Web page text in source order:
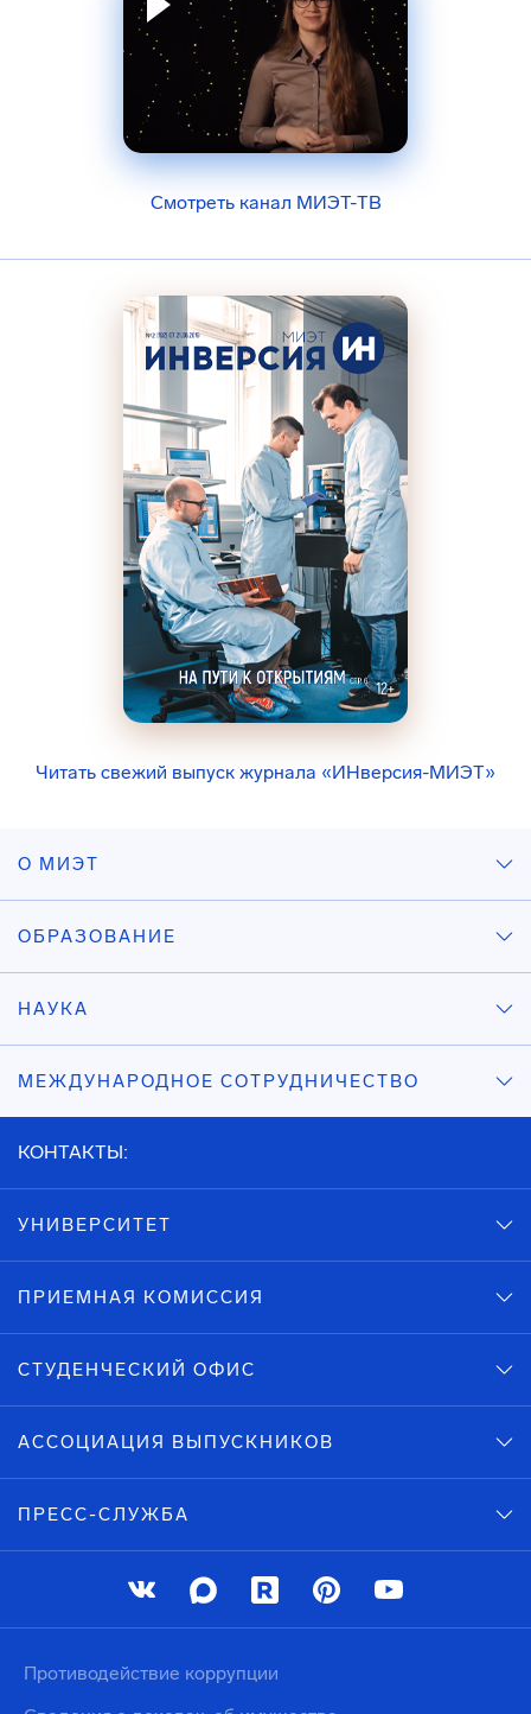
Смотреть канал МИЭТ-ТВ
Читать свежий выпуск журнала «ИНверсия-МИЭТ»
О МИЭТ
ОБРАЗОВАНИЕ
НАУКА
МЕЖДУНАРОДНОЕ СОТРУДНИЧЕСТВО
КОНТАКТЫ:
УНИВЕРСИТЕТ
ПРИЕМНАЯ КОМИССИЯ
СТУДЕНЧЕСКИЙ ОФИС
АССОЦИАЦИЯ ВЫПУСКНИКОВ
ПРЕСС-СЛУЖБА
Противодействие коррупции